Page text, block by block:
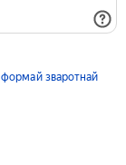
формай зваротнай